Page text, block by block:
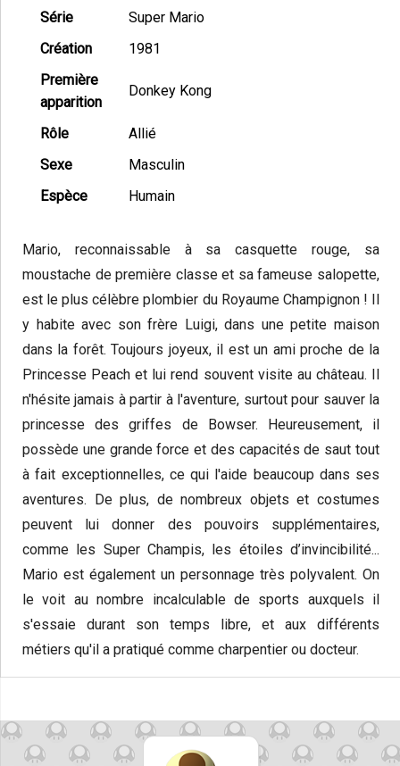
Série
Super Mario
Création
1981
Première
apparition
Donkey Kong
Rôle
Allié
Sexe
Masculin
Espèce
Humain
Mario, reconnaissable à sa casquette rouge, sa
moustache de première classe et sa fameuse salopette,
est le plus célèbre plombier du Royaume Champignon ! Il
y habite avec son frère Luigi, dans une petite maison
dans la forêt. Toujours joyeux, il est un ami proche de la
Princesse Peach et lui rend souvent visite au château. Il
n'hésite jamais à partir à l'aventure, surtout pour sauver la
princesse des griffes de Bowser. Heureusement, il
possède une grande force et des capacités de saut tout
à fait exceptionnelles, ce qui l'aide beaucoup dans ses
aventures. De plus, de nombreux objets et costumes
peuvent lui donner des pouvoirs supplémentaires,
comme les Super Champis, les étoiles d’invincibilité...
Mario est également un personnage très polyvalent. On
le voit au nombre incalculable de sports auxquels il
s'essaie durant son temps libre, et aux différents
métiers qu'il a pratiqué comme charpentier ou docteur.